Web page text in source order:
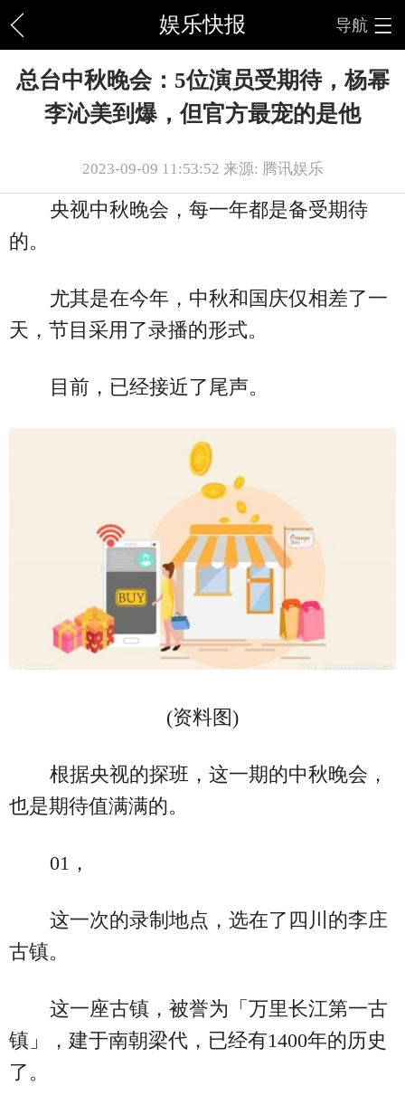
娱乐快报 导航
总台中秋晚会：5位演员受期待，杨幂
李沁美到爆，但官方最宠的是他
2023-09-09 11:53:52 来源: 腾讯娱乐
央视中秋晚会，每一年都是备受期待
的。
尤其是在今年，中秋和国庆仅相差了一
天，节目采用了录播的形式。
目前，已经接近了尾声。
(资料图)
根据央视的探班，这一期的中秋晚会，
也是期待值满满的。
01，
这一次的录制地点，选在了四川的李庄
古镇。
这一座古镇，被誉为「万里长江第一古
镇」，建于南朝梁代，已经有1400年的历史
了。